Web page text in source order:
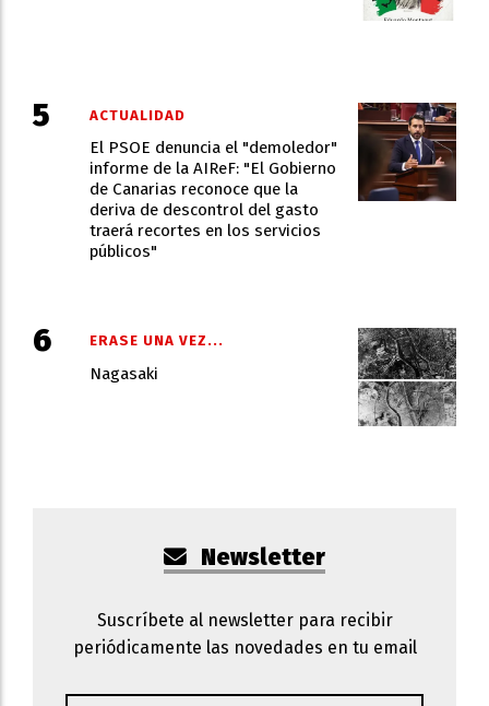
El PSOE denuncia el "demoledor"
informe de la AIReF: "El Gobierno
de Canarias reconoce que la
deriva de descontrol del gasto
traerá recortes en los servicios
públicos"
ACTUALIDAD
Nagasaki
ERASE UNA VEZ...
Newsletter
Suscríbete al newsletter para recibir
periódicamente las novedades en tu email